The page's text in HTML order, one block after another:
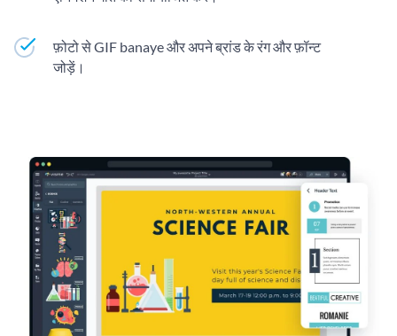
फ़ोटो से GIF banaye और अपने ब्रांड के रंग और फ़ॉन्ट
जोड़ें।